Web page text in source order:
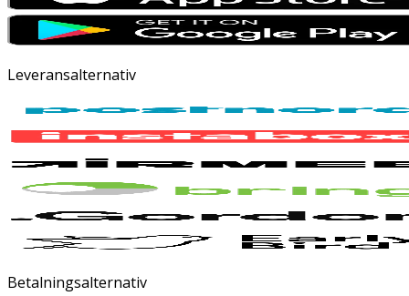
Leveransalternativ
Betalningsalternativ